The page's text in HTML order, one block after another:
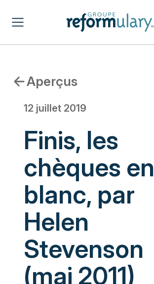
Aperçus
12 juillet 2019
Finis, les
chèques en
blanc, par
Helen
Stevenson
(mai 2011)